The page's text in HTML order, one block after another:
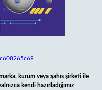
kurum veya şahıs şirketi ile
kendi hazırladığımız